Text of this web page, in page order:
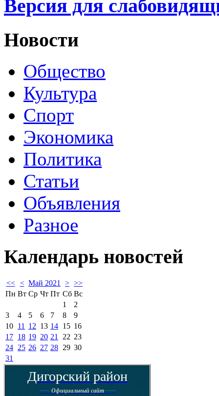
Новости
Общество
Культура
Спорт
Экономика
Политика
Статьи
Объявления
Разное
Календарь новостей
<< < Май 2021 > >>
Пн Вт Ср Чт Пт Сб Вс
1
2
3
4 5 6 7 8
9
10 11 12 13 14 15 16
17 18 19 20 21 22 23
24 25 26 27 28 29 30
31
Дигорский район
---- Официальный сайт----